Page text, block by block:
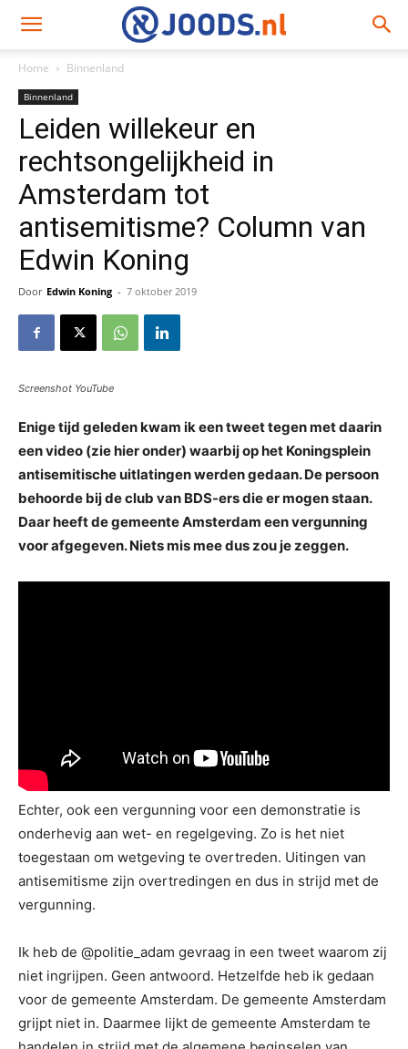
Home Binnenland
Binnenland
Leiden willekeur en
rechtsongelijkheid in
Amsterdam tot
antisemitisme? Column van
Edwin Koning
Door Edwin Koning - 7 oktober 2019
Screenshot YouTube
Enige tijd geleden kwam ik een tweet tegen met daarin
een video (zie hier onder) waarbij op het Koningsplein
antisemitische uitlatingen werden gedaan. De persoon
behoorde bij de club van BDS-ers die er mogen staan.
Daar heeft de gemeente Amsterdam een vergunning
voor afgegeven. Niets mis mee dus zou je zeggen.
Echter, ook een vergunning voor een demonstratie is
onderhevig aan wet- en regelgeving. Zo is het niet
toegestaan om wetgeving te overtreden. Uitingen van
antisemitisme zijn overtredingen en dus in strijd met de
vergunning.
Ik heb de @politie_adam gevraag in een tweet waarom zij
niet ingrijpen. Geen antwoord. Hetzelfde heb ik gedaan
voor de gemeente Amsterdam. De gemeente Amsterdam
grijpt niet in. Daarmee lijkt de gemeente Amsterdam te